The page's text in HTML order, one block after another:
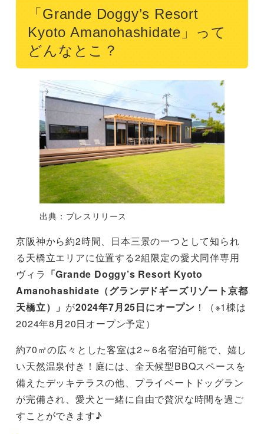
「Grande Doggy’s Resort
Kyoto Amanohashidate」って
どんなとこ？
出典：プレスリリース
京阪神から約2時間、日本三景の一つとして知られ
る天橋立エリアに位置する2組限定の愛犬同伴専用
ヴィラ 「Grande Doggy’s Resort Kyoto
Amanohashidate（グランデドギーズリゾート京都
天橋立）」 が2024年7月25日にオープン ！（※1棟は
2024年8月20日オープン予定）
約70㎡の広々とした客室は2～6名宿泊可能で、嬉し
い天然温泉付き！庭には、全天候型BBQスペースを
備えたデッキテラスの他、プライベートドッグラン
が完備され、愛犬と一緒に自由で贅沢な時間を過ご
すことができます♪